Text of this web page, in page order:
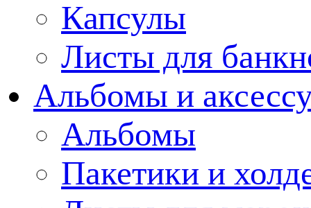
Капсулы
Листы для
Альбомы и
Альбомы
Пакетики и